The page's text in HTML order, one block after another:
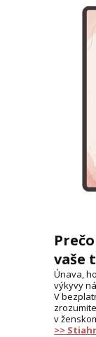
vaše
Únava,
výkyvy
V
v
>>